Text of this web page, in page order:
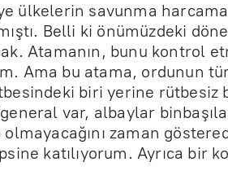
ülkelerin savunma
Belli ki önümüzdeki
Atamanın, bunu kontrol
Ama bu atama, ordunun
biri yerine rütbesiz
var, albaylar
zaman
katılıyorum. Ayrıca bir